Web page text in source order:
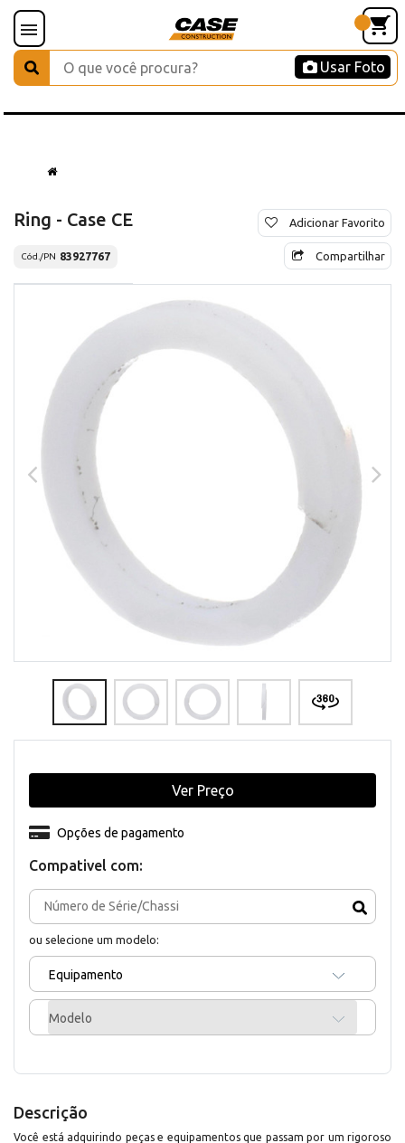
Usar Foto
Ring - Case CE
Cód./PN 83927767
Adicionar Favorito
Compartilhar
Compativel com:
ou selecione um modelo:
Equipamento
Modelo
Opções de pagamento
Ver Preço
Descrição
Você está adquirindo peças e equipamentos que passam por um rigoroso